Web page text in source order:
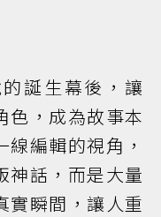
誕生幕後，讓
色，成為故事本
編輯的視角，
神話，而是大量
實瞬間，讓人重